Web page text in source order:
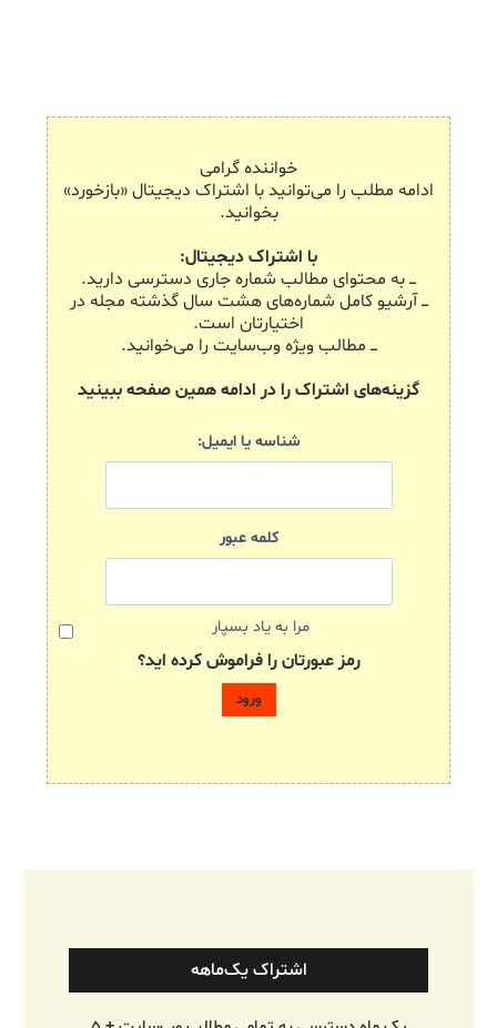
خواننده گرامی
ادامه مطلب را می‌توانید با اشتراک دیجیتال «بازخورد»
بخوانید.
با اشتراک دیجیتال:
ـــ به محتوای مطالب شماره جاری دسترسی دارید.
ـــ آرشیو کامل شماره‌های هشت سال گذشته مجله در
اختیارتان است.
ـــ مطالب ویژه وب‌سایت را می‌خوانید.
گزینه‌های اشتراک را در ادامه همین صفحه ببینید
شناسه یا ایمیل:
کلمه عبور
مرا به یاد بسپار
رمز عبورتان را فراموش کرده اید؟
اشتراک یک‌ماهه